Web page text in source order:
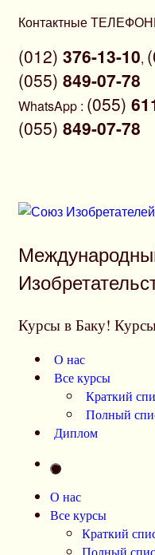
Перейти
содержимому
Контактные
(012) 376-13-10,
(055) 849-07-78
WhatsApp : (055)
(055) 849-07-78
Курсы в Баку!
О нас
Все курсы
Краткий
Полный
Диплом
О нас
Все курсы
Краткий
Полный